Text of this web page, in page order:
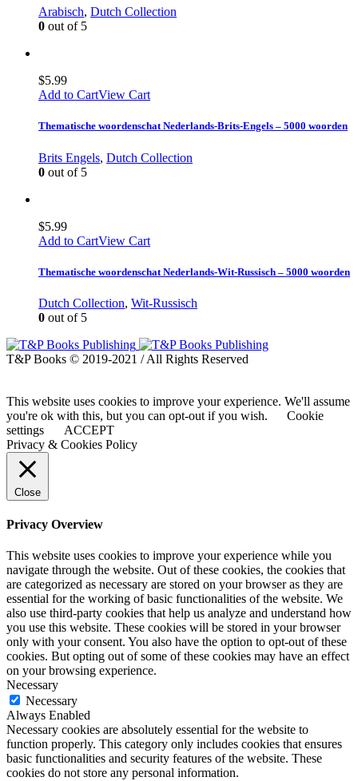
Arabisch, Dutch Collection
0 out of 5
$5.99
Add to CartView Cart
Thematische woordenschat Nederlands-Brits-Engels – 5000 woorden
Brits Engels, Dutch Collection
0 out of 5
$5.99
Add to CartView Cart
Thematische woordenschat Nederlands-Wit-Russisch – 5000 woorden
Dutch Collection, Wit-Russisch
0 out of 5
T&P Books © 2019-2021 / All Rights Reserved
This website uses cookies to improve your experience. We'll assume
you're ok with this, but you can opt-out if you wish.
Cookie
settings
ACCEPT
Privacy & Cookies Policy
Close
Privacy Overview
This website uses cookies to improve your experience while you
navigate through the website. Out of these cookies, the cookies that
are categorized as necessary are stored on your browser as they are
essential for the working of basic functionalities of the website. We
also use third-party cookies that help us analyze and understand how
you use this website. These cookies will be stored in your browser
only with your consent. You also have the option to opt-out of these
cookies. But opting out of some of these cookies may have an effect
on your browsing experience.
Necessary
Necessary
Always Enabled
Necessary cookies are absolutely essential for the website to
function properly. This category only includes cookies that ensures
basic functionalities and security features of the website. These
cookies do not store any personal information.